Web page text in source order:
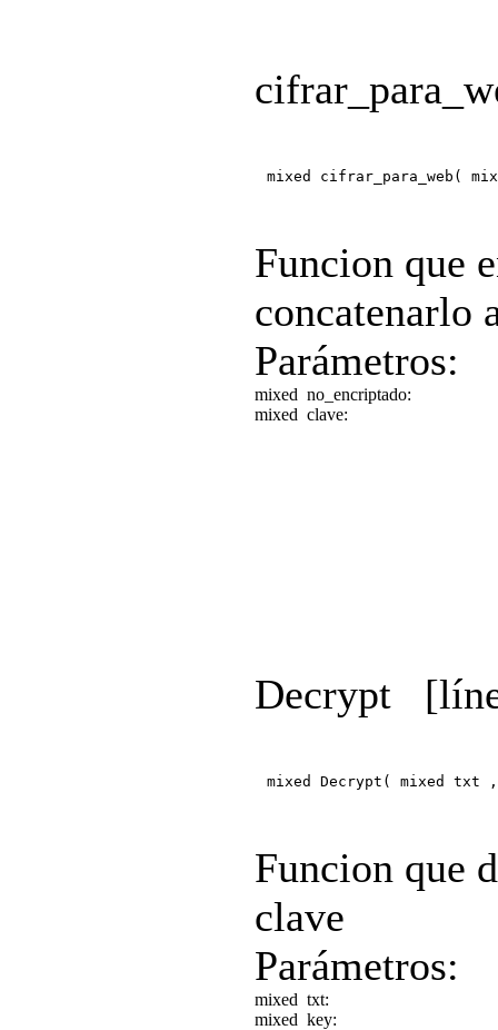
mixed cifrar_para_web(
Funcion que
concatenarlo
Parámetros:
mixed no_encriptado:
mixed clave:
Decrypt
mixed Decrypt( mixed txt
Funcion que
clave
Parámetros:
mixed txt:
mixed key: